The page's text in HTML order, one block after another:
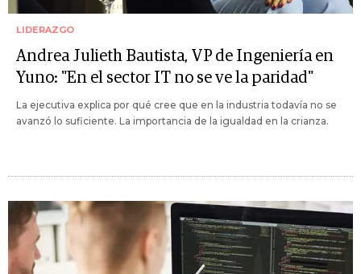
LIDERAZGO
Andrea Julieth Bautista, VP de Ingeniería en
Yuno: "En el sector IT no se ve la paridad"
La ejecutiva explica por qué cree que en la industria todavía no se
avanzó lo suficiente. La importancia de la igualdad en la crianza.